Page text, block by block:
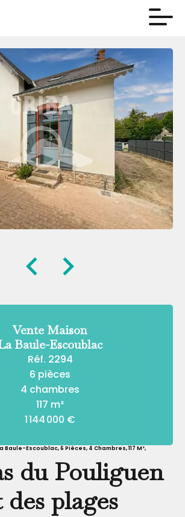
Vente Maison
Baule-Escoublac
Réf. 2294
6 pièces
4 chambres
117 m²
1 144 000 €
Baule-Escoublac, 6 Pièces, 4 Chambres, 117 M²,
du Pouliguen
des plages